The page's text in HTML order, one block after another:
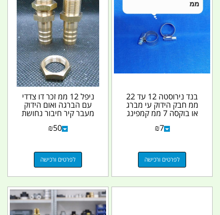
בנד נירוסטה 12 עד 22
ממ חבק הידוק עי מברג
או בוקסה 7 ממ קמפינג
₪7
לפרטים ורכישה
ניפל 12 ממ זכר דו צדדי
עם הברגה ואום הידוק
מעבר קיר חיבור נחושת
לצינור לצינור 12...
₪50
לפרטים ורכישה